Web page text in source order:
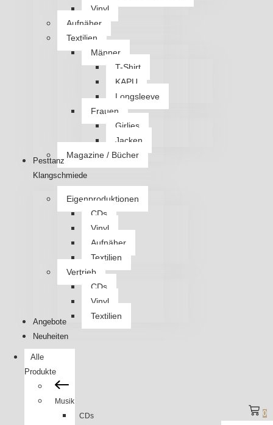
Vinyl
Aufnäher
Textilien
Männer
T-Shirt
KAPU
Longsleeve
Frauen
Girlies
Jacken
Magazine / Bücher
Pesttanz
Klangschmiede
Eigenproduktionen
CDs
Vinyl
Aufnäher
Textilien
Vertrieb
CDs
Vinyl
Textilien
Angebote
Neuheiten
Alle
Produkte
Musik
CDs
0